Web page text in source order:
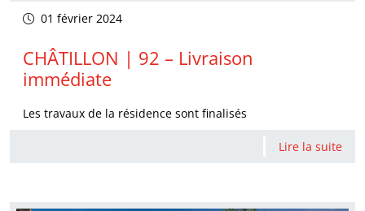
01 février 2024
CHÂTILLON | 92 – Livraison
immédiate
Les travaux de la résidence sont finalisés
Lire la suite